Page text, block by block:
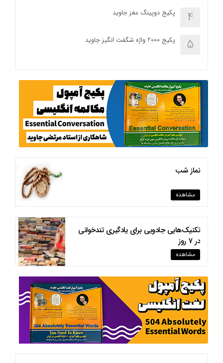
4 پکیج دوپینگ مغز جاوید
5 پکیج 2000 واژه شگفت انگیز جاوید
نماز شب
مشاهده
تکنیک‌هایی جادویی برای یادگیری تندخوانی
در 7 روز
مشاهده